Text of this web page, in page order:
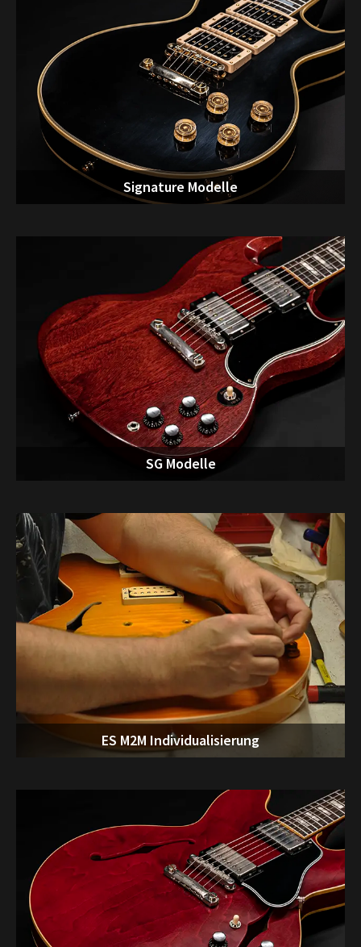
Signature Modelle
SG Modelle
ES M2M Individualisierung